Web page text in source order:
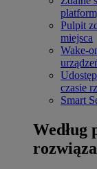
Pulpit
miejsca
Wake-
czasie
Smart
Według